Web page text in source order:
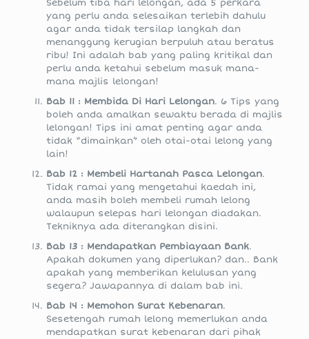
Sebelum tiba hari lelongan, ada 5 perkara
yang perlu anda selesaikan terlebih dahulu
agar anda tidak tersilap langkah dan
menanggung kerugian berpuluh atau beratus
ribu! Ini adalah bab yang paling kritikal dan
perlu anda ketahui sebelum masuk mana-
mana majlis lelongan!
Bab 11 : Membida Di Hari Lelongan. 6 Tips yang
boleh anda amalkan sewaktu berada di majlis
lelongan! Tips ini amat penting agar anda
tidak “dimainkan” oleh otai-otai lelong yang
lain!
Bab 12 : Membeli Hartanah Pasca Lelongan.
Tidak ramai yang mengetahui kaedah ini,
anda masih boleh membeli rumah lelong
walaupun selepas hari lelongan diadakan.
Tekniknya ada diterangkan disini.
Bab 13 : Mendapatkan Pembiayaan Bank.
Apakah dokumen yang diperlukan? dan.. Bank
apakah yang memberikan kelulusan yang
segera? Jawapannya di dalam bab ini.
Bab 14 : Memohon Surat Kebenaran.
Sesetengah rumah lelong memerlukan anda
mendapatkan surat kebenaran dari pihak